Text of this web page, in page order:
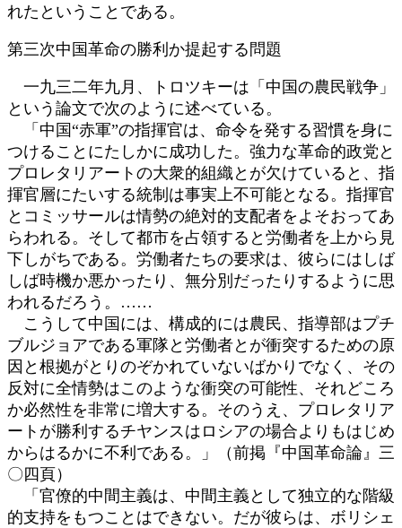
れたということである。
第三次中国革命の勝利か提起する問題
一九三二年九月、トロツキーは「中国の農民戦争」
という論文で次のように述べている。
「中国“赤軍”の指揮官は、命令を発する習慣を身に
つけることにたしかに成功した。強力な革命的政党と
プロレタリアートの大衆的組織とが欠けていると、指
揮官層にたいする統制は事実上不可能となる。指揮官
とコミッサールは情勢の絶対的支配者をよそおってあ
らわれる。そして都市を占領すると労働者を上から見
下しがちである。労働者たちの要求は、彼らにはしば
しば時機か悪かったり、無分別だったりするように思
われるだろう。……
こうして中国には、構成的には農民、指導部はプチ
ブルジョアである軍隊と労働者とが衝突するための原
因と根拠がとりのぞかれていないばかりでなく、その
反対に全情勢はこのような衝突の可能性、それどころ
か必然性を非常に増大する。そのうえ、プロレタリア
ートが勝利するチヤンスはロシアの場合よりもはじめ
からはるかに不利である。」（前掲『中国革命論』三
〇四頁）
「官僚的中間主義は、中間主義として独立的な階級
的支持をもつことはできない。だが彼らは、ボリシェ